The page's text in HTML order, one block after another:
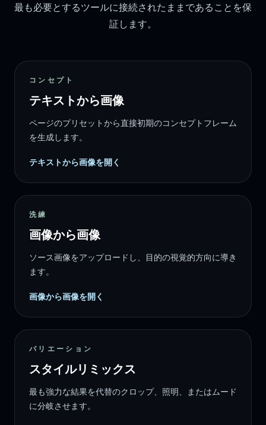
最も必要とするツールに接続されたままであることを保
証します。
コンセプト
テキストから画像
ページのプリセットから直接初期のコンセプトフレーム
を生成します。
テキストから画像を開く
洗練
画像から画像
ソース画像をアップロードし、目的の視覚的方向に導き
ます。
画像から画像を開く
バリエーション
スタイルリミックス
最も強力な結果を代替のクロップ、照明、またはムード
に分岐させます。